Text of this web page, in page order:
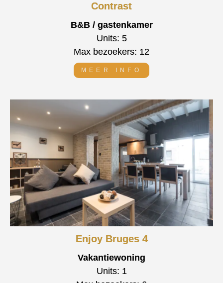
Contrast
B&B / gastenkamer
Units: 5
Max bezoekers: 12
MEER INFO
Enjoy Bruges 4
Vakantiewoning
Units: 1